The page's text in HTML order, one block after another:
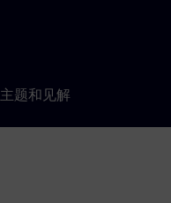
主题和见解